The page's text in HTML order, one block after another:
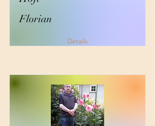
Florian
Details